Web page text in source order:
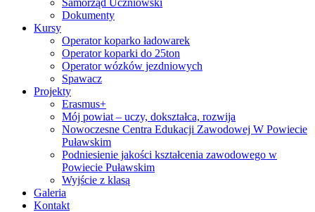
Samorząd Uczniowski
Dokumenty
Kursy
Operator koparko ładowarek
Operator koparki do 25ton
Operator wózków jezdniowych
Spawacz
Projekty
Erasmus+
Mój powiat – uczy, dokształca, rozwija
Nowoczesne Centra Edukacji Zawodowej W Powiecie
Puławskim
Podniesienie jakości kształcenia zawodowego w
Powiecie Puławskim
Wyjście z klasą
Galeria
Kontakt